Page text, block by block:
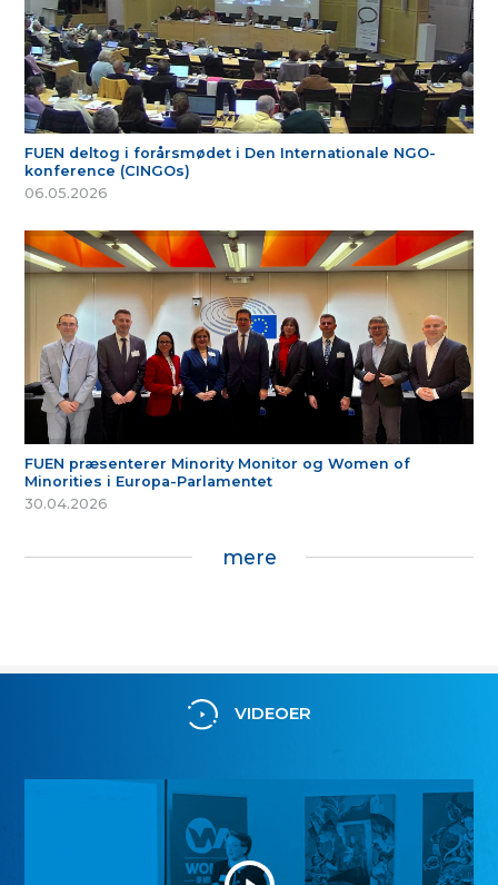
FUEN deltog i forårsmødet i Den Internationale NGO-
konference (CINGOs)
06.05.2026
FUEN præsenterer Minority Monitor og Women of
Minorities i Europa-Parlamentet
30.04.2026
mere
VIDEOER